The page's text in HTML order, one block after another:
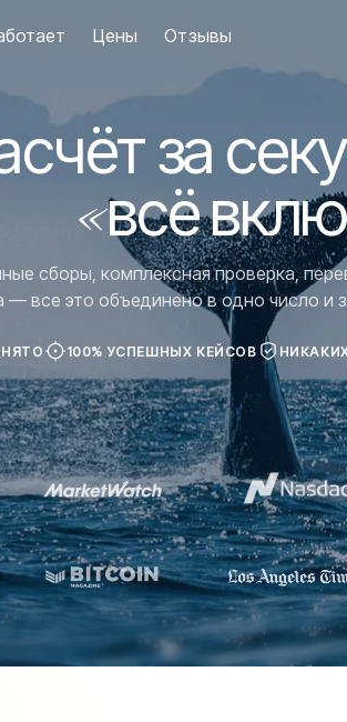
Цены Отзывы
за
«всё
сборы, комплексная проверка,
— все это объединено в одно число и
100% УСПЕШНЫХ КЕЙСОВ